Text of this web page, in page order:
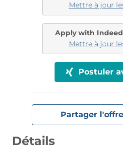
Mettre à jour
Apply with Indeed
Mettre à jour
Postuler
Partager
Détails